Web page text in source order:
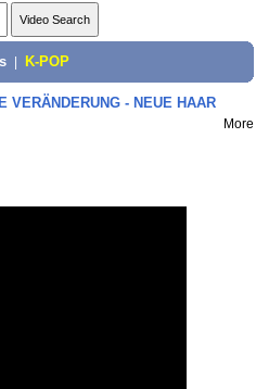
K-POP
VERÄNDERUNG - NEUE HAAR
More